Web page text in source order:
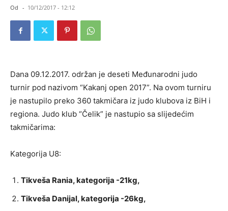
Od - 10/12/2017 - 12:12
Dana 09.12.2017. održan je deseti Međunarodni judo
turnir pod nazivom “Kakanj open 2017”. Na ovom turniru
je nastupilo preko 360 takmičara iz judo klubova iz BiH i
regiona. Judo klub “Čelik” je nastupio sa slijedećim
takmičarima:
Kategorija U8:
Tikveša Rania, kategorija -21kg,
Tikveša Danijal, kategorija -26kg,